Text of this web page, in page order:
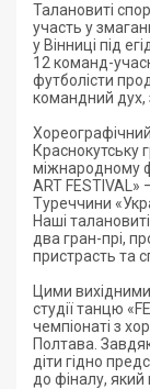
Талановиті
участь у
у Вінниці під
12 команд-
футболісти
командний дух,
Краснокутську
міжнародному
ART FESTIVAL»
Туреччини
Наші
два гран-прі,
пристрасть та
Цими
студії танцю
чемпіонаті з
Полтава.
діти гідно
до фіналу, який